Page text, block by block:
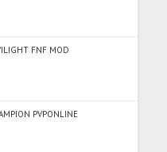
FNF MOD
PVPONLINE